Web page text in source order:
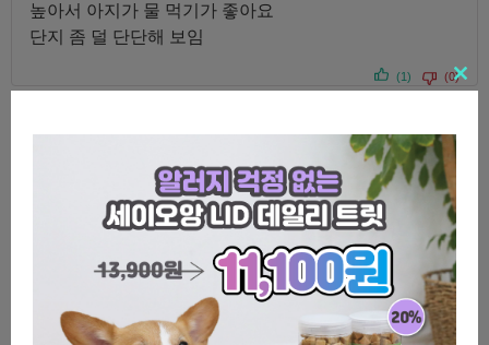
높아서 아지가 물 먹기가 좋아요
단지 좀 덜 단단해 보임
(1) (0)
5 중에
서3로
평가됨
rabb****– 2022년 6월 6일
이번에 아기고양이 분양 받게되면서 구매했는데 잘 사용
해줬으면해요 근데 원래 그릇이 고정이 안되고 달그락거
리는건지 좀 신기하네요